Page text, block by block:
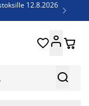
12.8.2026


 